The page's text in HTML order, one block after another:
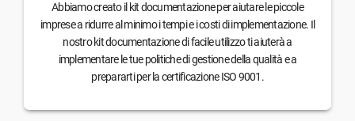
Abbiamo creato il kit documentazione per aiutare le piccole
imprese a ridurre al minimo i tempi e i costi di implementazione. Il
nostro kit documentazione di facile utilizzo ti aiuterà a
implementare le tue politiche di gestione della qualità e a
prepararti per la certificazione ISO 9001.